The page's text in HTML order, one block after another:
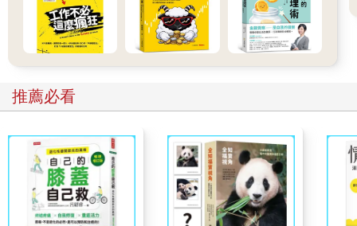
已。如果本末倒置，健康的生活反而可能引發疾病。
我們回來看那位盡最大努力追求健康，效果卻不盡人意的60 多歲
男子。他說自己常覺得累，所以時常收看各種跟健康相關的節
目，讀遍每本談「抗老化」的書籍。雖然他沒有什麼疾病，卻徹
消瘦，體脂率近乎營養失調的程度。攤開他的筆記本，幾乎每一
頁都寫得密密麻麻的，足見他每天服用了琳瑯滿目的維他命和營
養補給品。「明明有益健康的事情都做了，為什麼身體還是這麼
糟？」他的口氣中滿是憤怒。我再仔細追問，才知道他原本體型
肥胖，兩年前被診斷出糖尿病前期和膽固醇偏高，為了避免下半
生與藥物為伍，他減下15 公斤的體重，並且維持體型到現在。經
檢查，他的肌肉量嚴重缺乏，甚至骨質密度也偏低。換言之，他
的每一項生活習慣都沒有問題，但是手段和目標本末倒置，導致
推薦必看